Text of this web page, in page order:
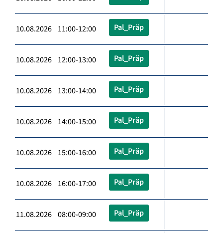
10.08.2026 11:00-12:00 Pal_Präp
10.08.2026 12:00-13:00 Pal_Präp
10.08.2026 13:00-14:00 Pal_Präp
10.08.2026 14:00-15:00 Pal_Präp
10.08.2026 15:00-16:00 Pal_Präp
10.08.2026 16:00-17:00 Pal_Präp
11.08.2026 08:00-09:00 Pal_Präp